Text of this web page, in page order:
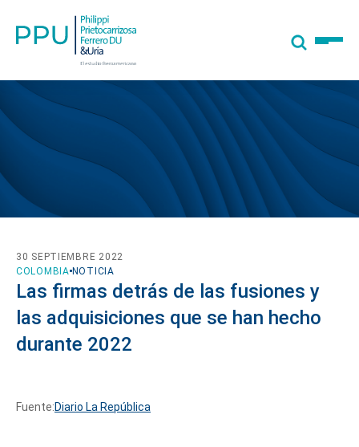
COLOMBIA NOTICIA
30 SEPTIEMBRE 2022
Las firmas detrás de las fusiones y
las adquisiciones que se han hecho
durante 2022
Fuente:Diario La República